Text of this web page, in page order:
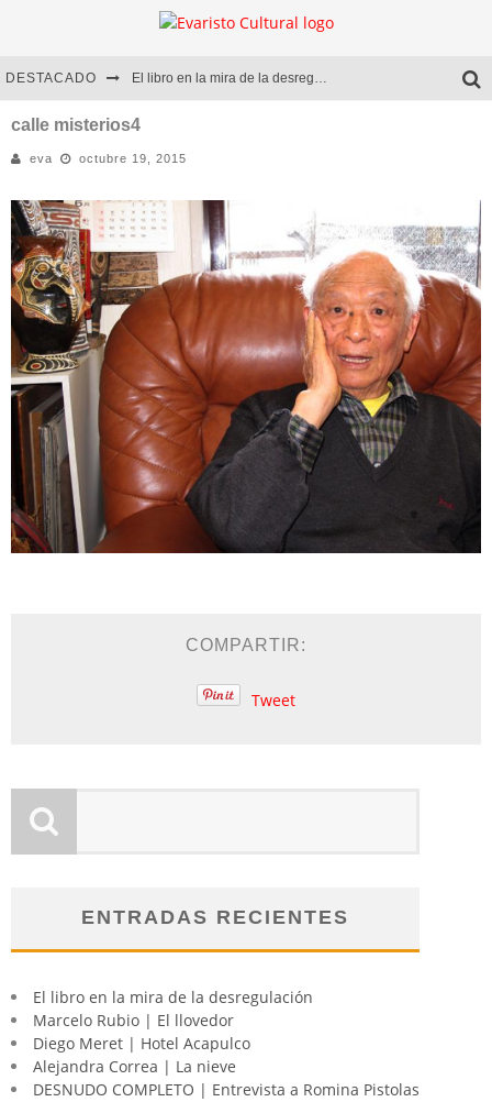
DESTACADO El libro en la mira de la desregulación
Marcelo Rubio | El llovedor
Diego Meret | Hotel Acapulco
Alejandra Correa | La nieve
calle misterios4
eva octubre 19, 2015
COMPARTIR:
Tweet
ENTRADAS RECIENTES
El libro en la mira de la desregulación
Marcelo Rubio | El llovedor
Diego Meret | Hotel Acapulco
Alejandra Correa | La nieve
DESNUDO COMPLETO | Entrevista a Romina Pistolas